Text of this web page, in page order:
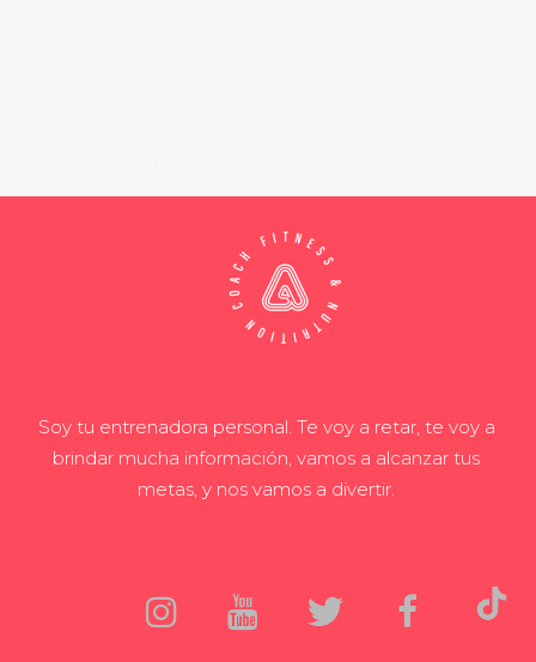
Soy tu entrenadora personal. Te voy a retar, te voy a
brindar mucha información, vamos a alcanzar tus
metas, y nos vamos a divertir.